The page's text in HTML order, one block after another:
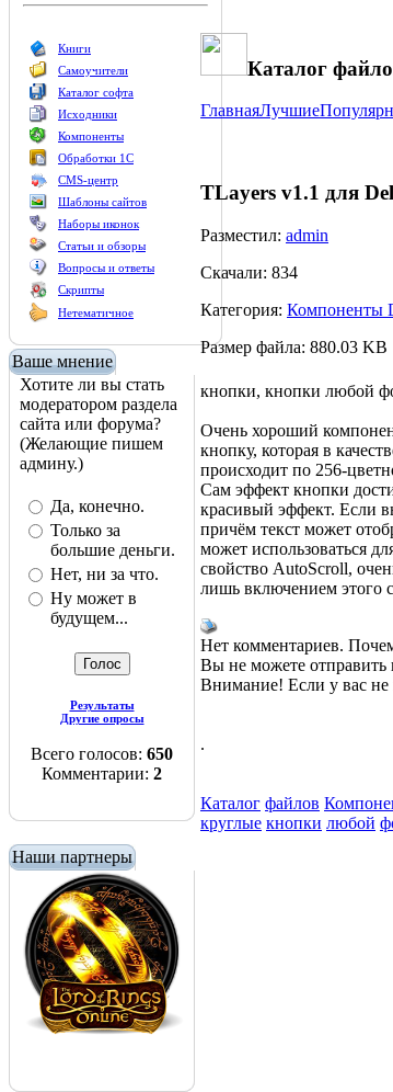
Книги
Самоучители
Каталог софта
Исходники
Компоненты
Обработки 1С
CMS-центр
Шаблоны сайтов
Наборы иконок
Статьи и обзоры
Вопросы и ответы
Скрипты
Нетематичное
Ваше мнение
Хотите ли вы стать
модератором раздела
сайта или форума?
(Желающие пишем
админу.)
Да, конечно.
Только за
большие деньги.
Нет, ни за что.
Ну может в
будущем...
Результаты
Другие опросы
Всего голосов: 650
Комментарии: 2
Наши партнеры
Каталог
ГлавнаяЛучшие
TLayers v1.1 для
Разместил: admin
Скачали: 834
Категория: Компоненты
Размер файла: 880.03 KB
кнопки, кнопки любой
Очень хороший
кнопку, которая в
происходит по 256-
Сам эффект кнопки
красивый эффект. Если
причём текст может
может использоваться
свойство AutoScroll,
лишь включением этого
Нет комментариев.
Вы не можете
Внимание! Если у вас
.
Каталог файлов
круглые кнопки любой